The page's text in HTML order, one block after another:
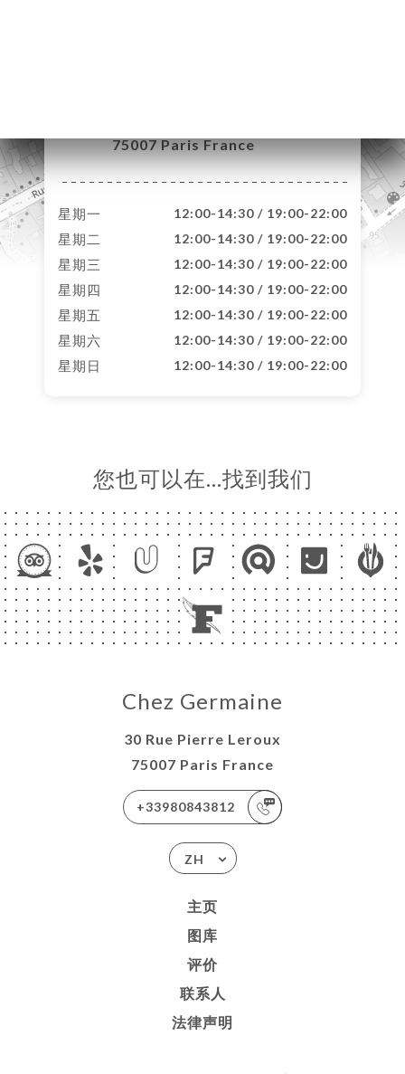
75007 Paris France
星期一 12:00-14:30 / 19:00-22:00
星期二 12:00-14:30 / 19:00-22:00
星期三 12:00-14:30 / 19:00-22:00
星期四 12:00-14:30 / 19:00-22:00
星期五 12:00-14:30 / 19:00-22:00
星期六 12:00-14:30 / 19:00-22:00
星期日 12:00-14:30 / 19:00-22:00
您也可以在…找到我们
Chez Germaine
30 Rue Pierre Leroux
75007 Paris France
+33980843812
ZH
主页
图库
评价
联系人
法律声明